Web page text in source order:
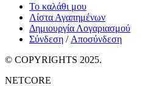
Το καλάθι μου
Λίστα Αγαπημένων
Δημιουργία Λογαριασμού
Σύνδεση / Αποσύνδεση
© COPYRIGHTS 2025.
NETCORE